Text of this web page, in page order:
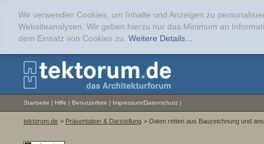
Wir verwenden Cookies, um Inhalte und Anzeigen zu
Websiteanalysen. Wir geben hierzu nur das Minimum an
dem Einsatz von Cookies zu. Weitere Details...
Startseite | Hilfe | Benutzerliste | Impressum/Datenschutz |
tektorum.de > Präsentation & Darstellung > Daten retten aus Bauzeichnung und